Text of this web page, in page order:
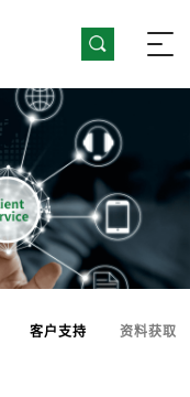
客户支持 资料获取